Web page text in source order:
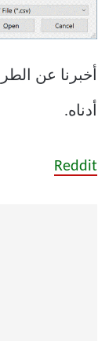
أخبرنا عن
أدناه.
Reddit